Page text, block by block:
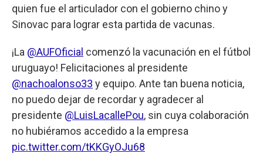
quien fue el articulador con el gobierno chino y
Sinovac para lograr esta partida de vacunas.
¡La @AUFOficial comenzó la vacunación en el fútbol
uruguayo! Felicitaciones al presidente
@nachoalonso33 y equipo. Ante tan buena noticia,
no puedo dejar de recordar y agradecer al
presidente @LuisLacallePou, sin cuya colaboración
no hubiéramos accedido a la empresa
pic.twitter.com/tKKGyOJu68